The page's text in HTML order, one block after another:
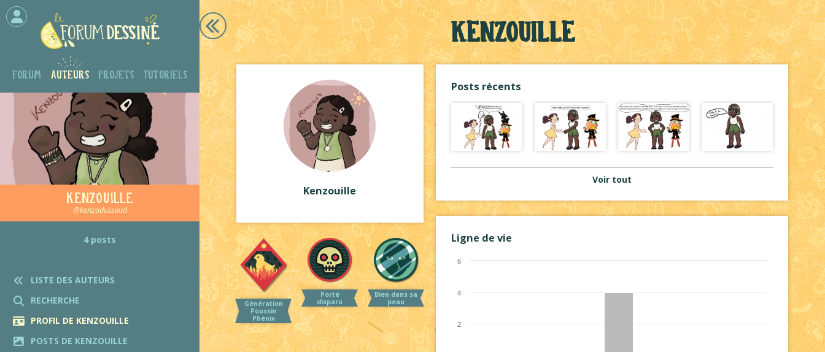
Forum Auteurs Projets Tutoriels
Kenzouille
@kenzadussaud
4 posts
LISTE DES AUTEURS
RECHERCHE
PROFIL DE KENZOUILLE
POSTS DE KENZOUILLE
Kenzouille
Kenzouille
Génération
Poussin
Phénix
Porté
disparu
Bien dans sa
peau
Posts récents
Voir tout
Ligne de vie
2
4
6